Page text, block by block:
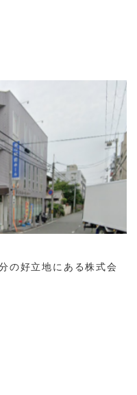
の好立地にある株式会